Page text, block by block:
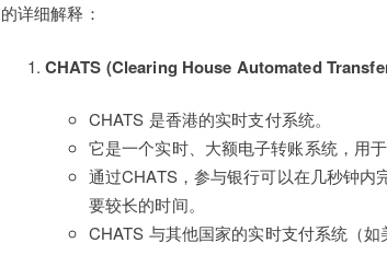
的详细解释：
CHATS (Clearing House Automated
CHATS 是香港的实时支付系统。
它是一个实时、大额电子转账系统，用
通过CHATS，参与银行可以在几秒钟
要较长的时间。
CHATS 与其他国家的实时支付系统（如